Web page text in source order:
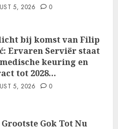
5, 2026 0
bij komst van Filip
Ervaren Serviër staat
keuring en
tot 2028…
5, 2026 0
Grootste Gok Tot Nu